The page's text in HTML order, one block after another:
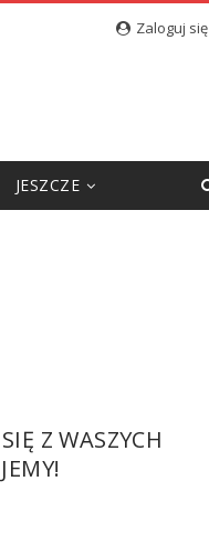
Zaloguj się
JESZCZE
Z WASZYCH